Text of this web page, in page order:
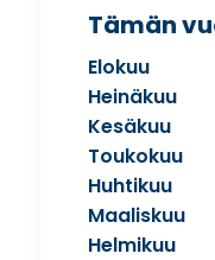
Tämän
Elokuu
Heinäkuu
Kesäkuu
Toukokuu
Huhtikuu
Maaliskuu
Helmikuu